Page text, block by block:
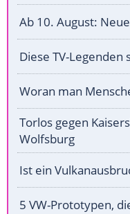
Ab 10. August:
Diese TV-
Woran man
Torlos gegen
Wolfsburg
Ist ein
5 VW-Prototypen,